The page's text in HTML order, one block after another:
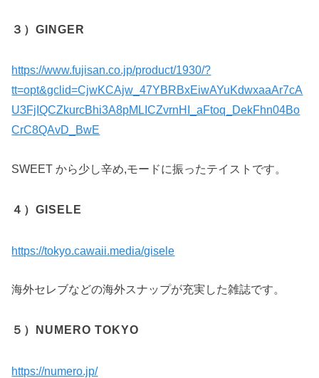
３）GINGER
https://www.fujisan.co.jp/product/1930/?
tt=opt&gclid=CjwKCAjw_47YBRBxEiwAYuKdwxaaAr7cA
U3FjIQCZkurcBhi3A8pMLICZvrnHI_aFtoq_DekFhn04Bo
CrC8QAvD_BwE
SWEET から少し辛め,モードに振ったテイストです。
４）GISELE
https://tokyo.cawaii.media/gisele
海外セレブなどの海外スナップが充実した雑誌です。
５）NUMERO TOKYO
https://numero.jp/